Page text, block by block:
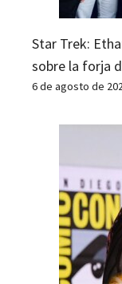
Star Trek:
sobre la forja
6 de agosto de